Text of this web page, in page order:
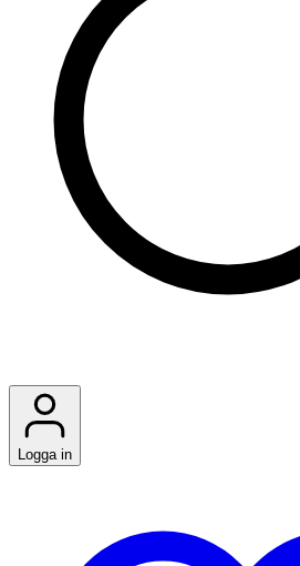
Logga in